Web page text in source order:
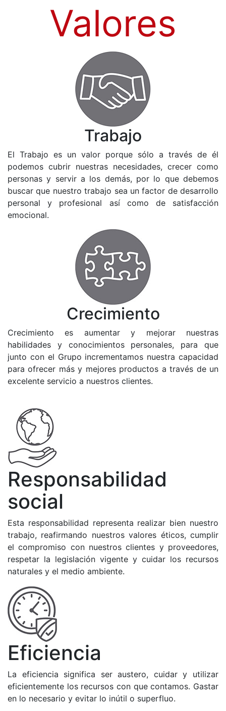
Valores
Trabajo
El Trabajo es un valor porque sólo a través de él
podemos cubrir nuestras necesidades, crecer como
personas y servir a los demás, por lo que debemos
buscar que nuestro trabajo sea un factor de desarrollo
personal y profesional así como de satisfacción
emocional.
Crecimiento
Crecimiento es aumentar y mejorar nuestras
habilidades y conocimientos personales, para que
junto con el Grupo incrementamos nuestra capacidad
para ofrecer más y mejores productos a través de un
excelente servicio a nuestros clientes.
Responsabilidad
social
Esta responsabilidad representa realizar bien nuestro
trabajo, reafirmando nuestros valores éticos, cumplir
el compromiso con nuestros clientes y proveedores,
respetar la legislación vigente y cuidar los recursos
naturales y el medio ambiente.
Eficiencia
La eficiencia significa ser austero, cuidar y utilizar
eficientemente los recursos con que contamos. Gastar
en lo necesario y evitar lo inútil o superfluo.